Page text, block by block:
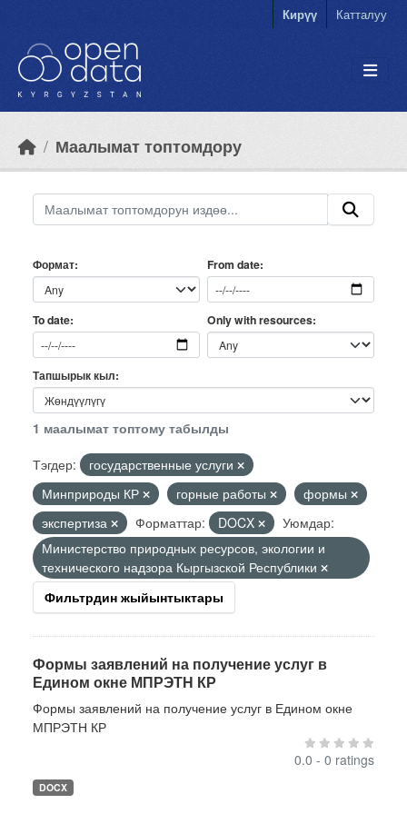
Кирүү Катталуу
Маалымат топтомдору
Формат From date
To date Only with resources
Тапшырык кыл
1 маалымат топтому табылды
Тэгдер:
государственные услуги
Минприроды КР
горные работы
формы
экспертиза
Форматтар: DOCX
Уюмдар:
Министерство природных ресурсов, экологии и
технического надзора Кыргызской Республики
Фильтрдин жыйынтыктары
Формы заявлений на получение услуг в
Едином окне МПРЭТН КР
Формы заявлений на получение услуг в Едином окне
МПРЭТН КР
0.0 - 0 ratings
DOCX